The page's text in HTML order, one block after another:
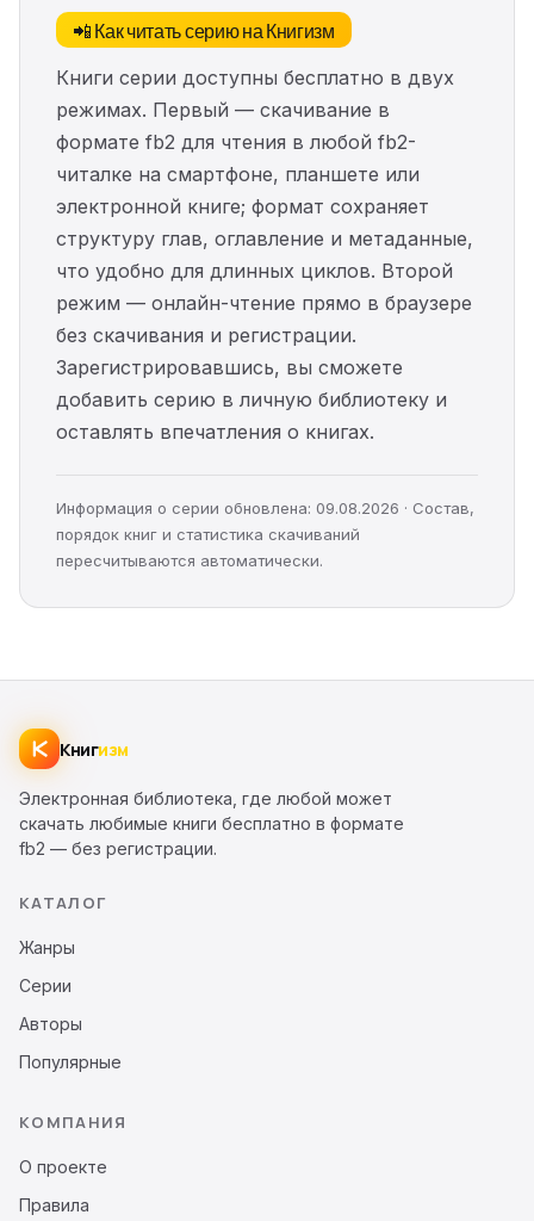
📲 Как читать серию на Книгизм
Книги серии доступны бесплатно в двух
режимах. Первый — скачивание в
формате fb2 для чтения в любой fb2-
читалке на смартфоне, планшете или
электронной книге; формат сохраняет
структуру глав, оглавление и метаданные,
что удобно для длинных циклов. Второй
режим — онлайн-чтение прямо в браузере
без скачивания и регистрации.
Зарегистрировавшись, вы сможете
добавить серию в личную библиотеку и
оставлять впечатления о книгах.
Информация о серии обновлена: 09.08.2026 · Состав,
порядок книг и статистика скачиваний
пересчитываются автоматически.
Книгизм
Электронная библиотека, где любой может
скачать любимые книги бесплатно в формате
fb2 — без регистрации.
КАТАЛОГ
Жанры
Серии
Авторы
Популярные
КОМПАНИЯ
О проекте
Правила